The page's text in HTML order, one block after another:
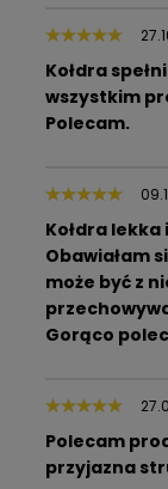
Kołdra
wszystkim
Polecam.
Kołdra lekka
Obawiałam
może być z
Gorąco
Polecam
przyjazna